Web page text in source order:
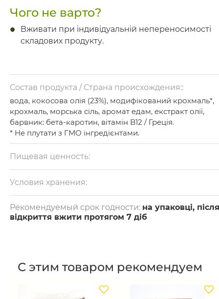
Чого не варто?
Вживати при індивідуальній непереносимості
складових продукту.
Состав продукта / Страна происхождения::
вода, кокосова олія (23%), модифікований крохмаль*,
крохмаль, морська сіль, аромат едам, екстракт олії,
барвник: бета-каротин, вітамін B12 / Греція.
* Не плутати з ГМО інгредієнтами.
Пищевая ценность:
на 100 г: білки — 0 г, жири — 23 г, вуглеводи — 21 г.
Калорійність — 291 ккал.
Условия хранения:
Зберігати при температурі +2-+8 °С.
Рекомендуемый срок годности: на упаковці, після
відкриття вжити протягом 7 діб
С этим товаром рекомендуем